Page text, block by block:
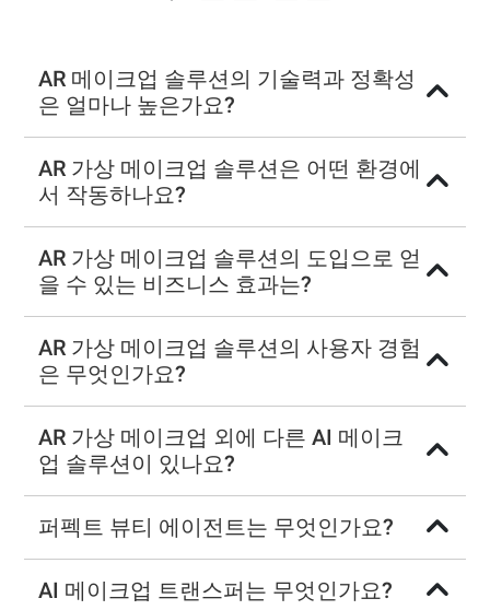
AR 메이크업 솔루션의 기술력과 정확성
은 얼마나 높은가요?
AR 가상 메이크업 솔루션은 어떤 환경에
서 작동하나요?
AR 가상 메이크업 솔루션의 도입으로 얻
을 수 있는 비즈니스 효과는?
AR 가상 메이크업 솔루션의 사용자 경험
은 무엇인가요?
AR 가상 메이크업 외에 다른 AI 메이크
업 솔루션이 있나요?
퍼펙트 뷰티 에이전트는 무엇인가요?
AI 메이크업 트랜스퍼는 무엇인가요?